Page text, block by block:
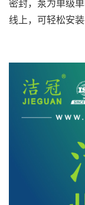
线上，可轻松安